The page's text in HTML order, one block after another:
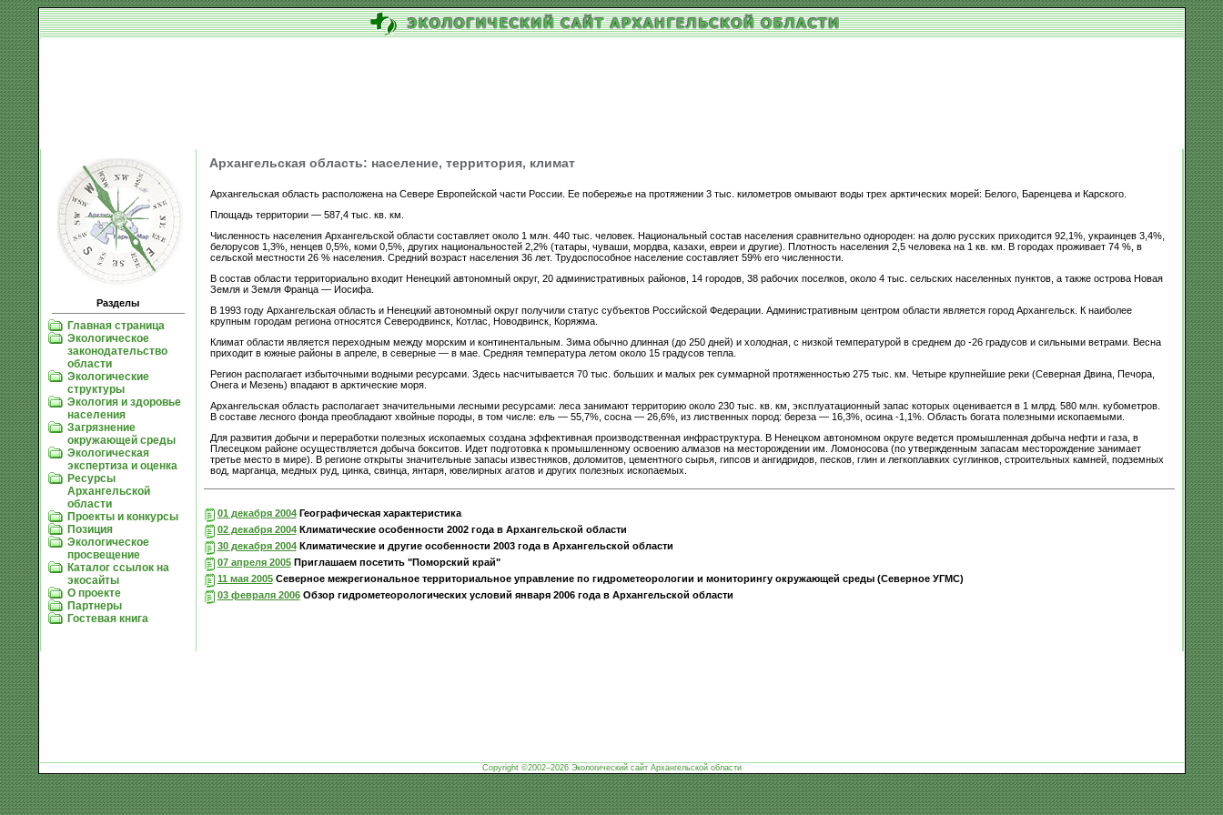
Разделы
Главная страница
Экологическое
законодательство
области
Экологические
структуры
Экология и здоровье
населения
Загрязнение
окружающей среды
Экологическая
экспертиза и оценка
Ресурсы
Архангельской
области
Проекты и конкурсы
Позиция
Экологическое
просвещение
Каталог ссылок на
экосайты
О проекте
Партнеры
Гостевая книга
Архангельская область: население, территория, климат
Архангельская область расположена на Севере Европейской части России. Ее побережье на протяжении 3 тыс. километров омывают воды трех арктических морей: Белого, Баренцева и Карского.
Площадь территории — 587,4 тыс. кв. км.
Численность населения Архангельской области составляет около 1 млн. 440 тыс. человек. Национальный состав населения сравнительно однороден: на долю русских приходится 92,1%, украинцев 3,4%,
белорусов 1,3%, ненцев 0,5%, коми 0,5%, других национальностей 2,2% (татары, чуваши, мордва, казахи, евреи и другие). Плотность населения 2,5 человека на 1 кв. км. В городах проживает 74 %, в
сельской местности 26 % населения. Средний возраст населения 36 лет. Трудоспособное население составляет 59% его численности.
В состав области территориально входит Ненецкий автономный округ, 20 административных районов, 14 городов, 38 рабочих поселков, около 4 тыс. сельских населенных пунктов, а также острова Новая
Земля и Земля Франца — Иосифа.
В 1993 году Архангельская область и Ненецкий автономный округ получили статус субъектов Российской Федерации. Административным центром области является город Архангельск. К наиболее
крупным городам региона относятся Северодвинск, Котлас, Новодвинск, Коряжма.
Климат области является переходным между морским и континентальным. Зима обычно длинная (до 250 дней) и холодная, с низкой температурой в среднем до -26 градусов и сильными ветрами. Весна
приходит в южные районы в апреле, в северные — в мае. Средняя температура летом около 15 градусов тепла.
Регион располагает избыточными водными ресурсами. Здесь насчитывается 70 тыс. больших и малых рек суммарной протяженностью 275 тыс. км. Четыре крупнейшие реки (Северная Двина, Печора,
Онега и Мезень) впадают в арктические моря.
Архангельская область располагает значительными лесными ресурсами: леса занимают территорию около 230 тыс. кв. км, эксплуатационный запас которых оценивается в 1 млрд. 580 млн. кубометров.
В составе лесного фонда преобладают хвойные породы, в том числе: ель — 55,7%, сосна — 26,6%, из лиственных пород: береза — 16,3%, осина -1,1%. Область богата полезными ископаемыми.
Для развития добычи и переработки полезных ископаемых создана эффективная производственная инфраструктура. В Ненецком автономном округе ведется промышленная добыча нефти и газа, в
Плесецком районе осуществляется добыча бокситов. Идет подготовка к промышленному освоению алмазов на месторождении им. Ломоносова (по утвержденным запасам месторождение занимает
третье место в мире). В регионе открыты значительные запасы известняков, доломитов, цементного сырья, гипсов и ангидридов, песков, глин и легкоплавких суглинков, строительных камней, подземных
вод, марганца, медных руд, цинка, свинца, янтаря, ювелирных агатов и других полезных ископаемых.
01 декабря 2004Географическая характеристика
02 декабря 2004Климатические особенности 2002 года в Архангельской области
30 декабря 2004Климатические и другие особенности 2003 года в Архангельской области
07 апреля 2005Приглашаем посетить "Поморский край"
11 мая 2005Северное межрегиональное территориальное управление по гидрометеорологии и мониторингу окружающей среды (Северное УГМС)
03 февраля 2006Обзор гидрометеорологических условий января 2006 года в Архангельской области
Copyright ©2002–2026 Экологический сайт Архангельской области